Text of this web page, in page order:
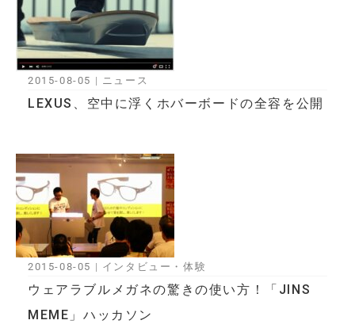
LEXUS、空中に浮くホバーボードの全容を公開
2015-08-05 | ニュース
ウェアラブルメガネの驚きの使い方！「JINS
MEME」ハッカソン
2015-08-05 | インタビュー・体験